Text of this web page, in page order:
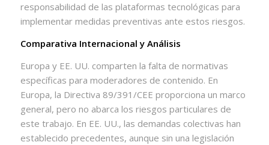
responsabilidad de las plataformas tecnológicas para
implementar medidas preventivas ante estos riesgos.
Comparativa Internacional y Análisis
Europa y EE. UU. comparten la falta de normativas
específicas para moderadores de contenido. En
Europa, la Directiva 89/391/CEE proporciona un marco
general, pero no abarca los riesgos particulares de
este trabajo. En EE. UU., las demandas colectivas han
establecido precedentes, aunque sin una legislación